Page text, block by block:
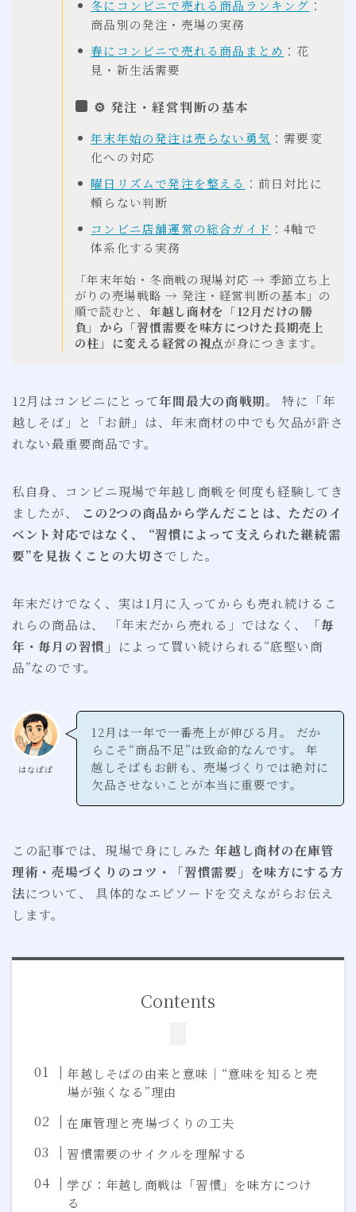
冬にコンビニで売れる商品ランキング ：
商品別の発注・売場の実務
春にコンビニで売れる商品まとめ ：花
見・新生活需要
⚙ 発注・経営判断の基本
年末年始の発注は売らない勇気 ：需要変
化への対応
曜日リズムで発注を整える ：前日対比に
頼らない判断
コンビニ店舗運営の総合ガイド ：4軸で
体系化する実務
「年末年始・冬商戦の現場対応 → 季節立ち上
がりの売場戦略 → 発注・経営判断の基本」の
順で読むと、 年越し商材を「12月だけの勝
負」から「習慣需要を味方につけた長期売上
の柱」に変える経営の視点が身につきます。
12月はコンビニにとって年間最大の商戦期。 特に「年
越しそば」と「お餅」は、年末商材の中でも欠品が許さ
れない最重要商品です。
私自身、コンビニ現場で年越し商戦を何度も経験してき
ましたが、
この2つの商品から学んだことは、ただのイ
ベント対応ではなく、 “習慣によって支えられた継続需
要”を見抜くことの大切さでした。
年末だけでなく、実は1月に入ってからも売れ続けるこ
れらの商品は、 「年末だから売れる」ではなく、
「毎
年・毎月の習慣」 によって買い続けられる“底堅い商
品”なのです。
はなぱぱ
12月は一年で一番売上が伸びる月。 だか
らこそ“商品不足”は致命的なんです。 年
越しそばもお餅も、売場づくりでは絶対に
欠品させないことが本当に重要です。
この記事では、現場で身にしみた年越し商材の在庫管
理術・売場づくりのコツ・「習慣需要」を味方にする方
法について、 具体的なエピソードを交えながらお伝え
します。
Contents
年越しそばの由来と意味｜“意味を知ると売
場が強くなる”理由
在庫管理と売場づくりの工夫
習慣需要のサイクルを理解する
学び：年越し商戦は「習慣」を味方につけ
る